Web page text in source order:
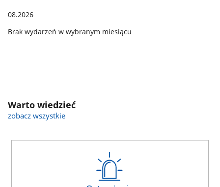
08.2026
Brak wydarzeń w wybranym miesiącu
Warto wiedzieć
zobacz wszystkie